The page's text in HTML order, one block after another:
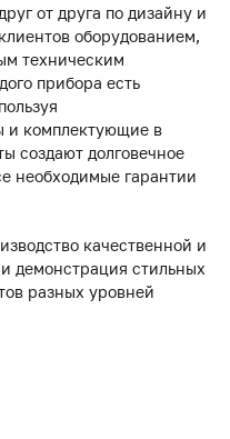
от друга по дизайну и
оборудованием,
техническим
прибора есть
и комплектующие в
создают долговечное
необходимые гарантии
качественной и
демонстрация стильных
разных уровней